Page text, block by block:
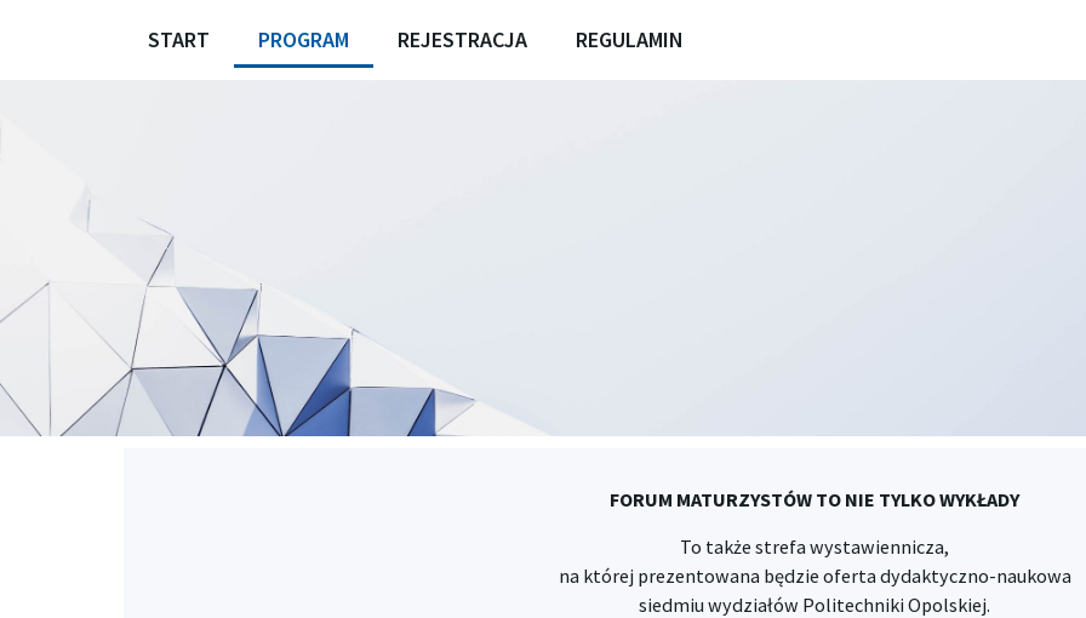
START PROGRAM REJESTRACJA REGULAMIN
Forum Maturzystów 2025
Politechniki Opolskiej
FORUM MATURZYSTÓW TO NIE TYLKO WYKŁADY
To także strefa wystawiennicza,
na której prezentowana będzie oferta dydaktyczno-naukowa
siedmiu wydziałów Politechniki Opolskiej.